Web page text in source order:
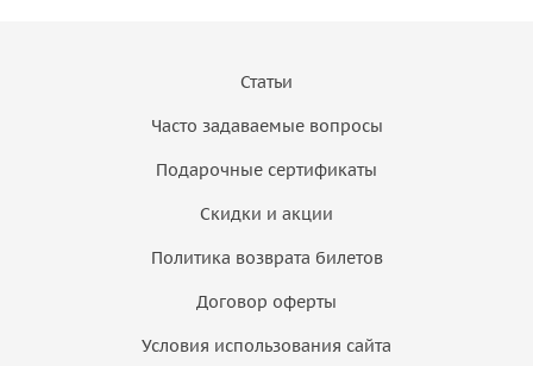
Статьи
Часто задаваемые вопросы
Подарочные сертификаты
Скидки и акции
Политика возврата билетов
Договор оферты
Условия использования сайта